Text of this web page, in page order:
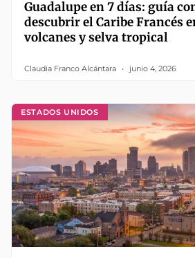
Guadalupe en 7 días: guía
descubrir el Caribe Francés
volcanes y selva tropical
Claudia Franco Alcántara junio 4, 2026
ESTADOS UNIDOS